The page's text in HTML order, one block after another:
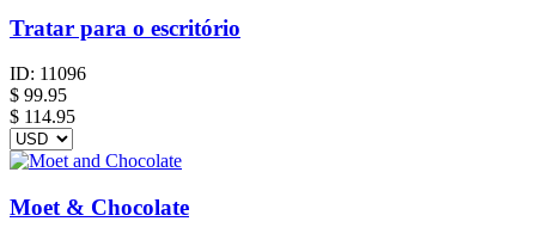
Tratar para o escritório
ID: 11096
$ 99.95
$ 114.95
Moet & Chocolate